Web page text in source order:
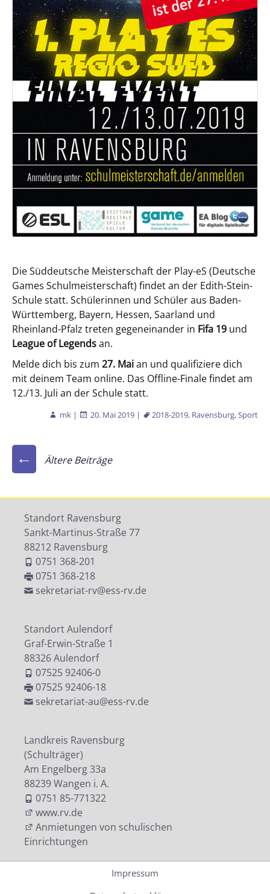
Die Süddeutsche Meisterschaft der Play-eS (Deutsche
Games Schulmeisterschaft) findet an der Edith-Stein-
Schule statt. Schülerinnen und Schüler aus Baden-
Württemberg, Bayern, Hessen, Saarland und
Rheinland-Pfalz treten gegeneinander in Fifa 19 und
League of Legendsan.
Melde dich bis zum 27. Maian und qualifiziere dich
mit deinem Team online. Das Offline-Finale findet am
12./13. Juli an der Schule statt.
mk | 20. Mai 2019 | 2018-2019, Ravensburg,Sport
Beitragsnavigation
← Ältere Beiträge
Standort Ravensburg
Sankt-Martinus-Straße 77
88212 Ravensburg
0751 368-201
0751 368-218
sekretariat-rv@ess-rv.de
Standort Aulendorf
Graf-Erwin-Straße 1
88326 Aulendorf
07525 92406-0
07525 92406-18
sekretariat-au@ess-rv.de
Landkreis Ravensburg
(Schulträger)
Am Engelberg 33a
88239 Wangen i. A.
0751 85-771322
www.rv.de
Anmietungen von schulischen
Einrichtungen
Impressum